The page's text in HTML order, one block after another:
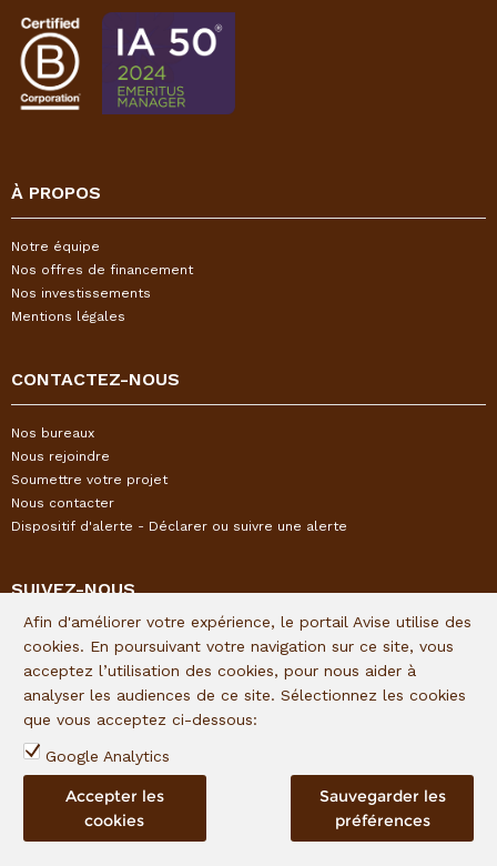
À PROPOS
Notre équipe
Nos offres de financement
Nos investissements
Mentions légales
CONTACTEZ-NOUS
Nos bureaux
Nous rejoindre
Soumettre votre projet
Nous contacter
Dispositif d'alerte - Déclarer ou suivre une alerte
SUIVEZ-NOUS
Restez informés de l'actualité I&P en vous inscrivant à notre
newsletter trimestrielle :
Lien d'inscription
Suivez I&P sur les réseaux sociaux :
Afin d'améliorer votre expérience, le portail Avise utilise des
cookies. En poursuivant votre navigation sur ce site, vous
acceptez l’utilisation des cookies, pour nous aider à
analyser les audiences de ce site. Sélectionnez les cookies
que vous acceptez ci-dessous:
Google Analytics
Sauvegarder les
préférences
Accepter les
cookies